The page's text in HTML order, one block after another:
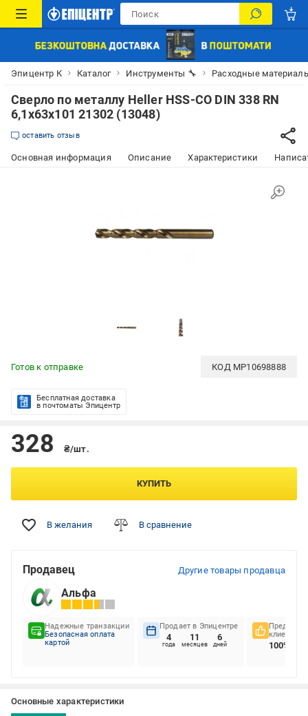
Эпицентр К Каталог Инструменты 🔧 Расходные
Сверло по металлу Heller HSS-CO DIN 338 RN
6,1х63х101 21302 (13048)
оставить отзыв
Основная информация Описание Характеристики
Готов к отправке КОД MP10698888
Бесплатная доставка
в почтоматы Эпицентр
328 ₴/шт.
КУПИТЬ
В желания В сравнение
Продавец Другие товары продавца
Альфа
Надежные транзакции
Безопасная оплата
картой
Продает в Эпицентре
4
года
11
месяцев
6
дней
клиентов
100%
Основные характеристики